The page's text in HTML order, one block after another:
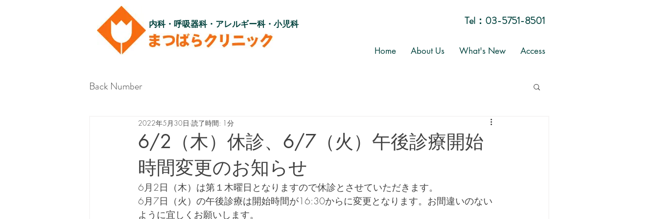
内科・呼吸器科・アレルギー科・小児科 Tel： 03-5751-8501
Home About Us What's New Access
Back Number
6/2（木）休診、6/7（火）午後診療開始
時間変更のお知らせ
2022年5月30日 読了時間: 1分
6月2日（木）は第１木曜日となりますので休診とさせていただきます。
6月7日（火）の午後診療は開始時間が16:30からに変更となります。お間違いのない
ように宜しくお願いします。